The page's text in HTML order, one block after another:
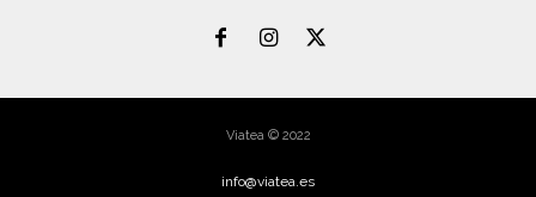
Viatea © 2022
info@viatea.es